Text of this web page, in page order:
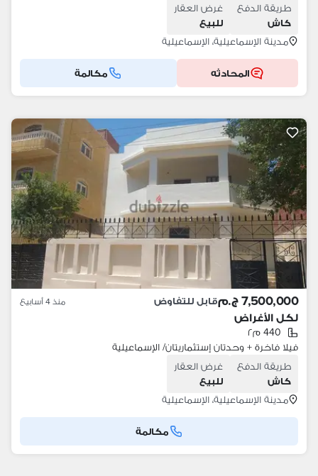
طريقة الدفع
كاش
غرض العقار
للبيع
مدينة الإسماعيلية، الإسماعيلية
المحادثه مكالمة
7,500,000 ج.م قابل للتفاوض منذ 4 أسابيع
لكل الأغراض
440 م٢
فيلا فاخرة + وحدتان إستثماريتان/ الإسماعيلية
طريقة الدفع
كاش
غرض العقار
للبيع
مدينة الإسماعيلية، الإسماعيلية
مكالمة